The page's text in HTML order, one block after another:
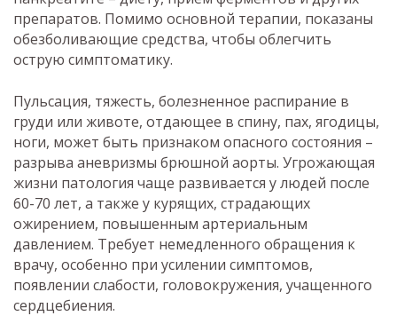
препаратов. Помимо основной терапии, показаны
обезболивающие средства, чтобы облегчить
острую симптоматику.
Пульсация, тяжесть, болезненное распирание в
груди или животе, отдающее в спину, пах, ягодицы,
ноги, может быть признаком опасного состояния –
разрыва аневризмы брюшной аорты. Угрожающая
жизни патология чаще развивается у людей после
60-70 лет, а также у курящих, страдающих
ожирением, повышенным артериальным
давлением. Требует немедленного обращения к
врачу, особенно при усилении симптомов,
появлении слабости, головокружения, учащенного
сердцебиения.